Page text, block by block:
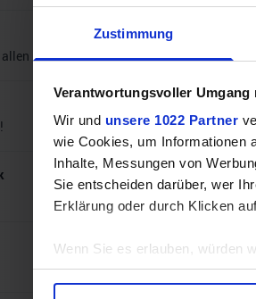
Zustimmung
Verantwortungsvoller Umgang
Wir und unsere 1022 Partner
wie Cookies, um Informationen
Inhalte, Messungen von
Sie entscheiden darüber, wer
Erklärung oder durch Klicken
Wenn Sie es erlauben, würden
Informationen über Ihre
und viel Spaß an den Gewinner